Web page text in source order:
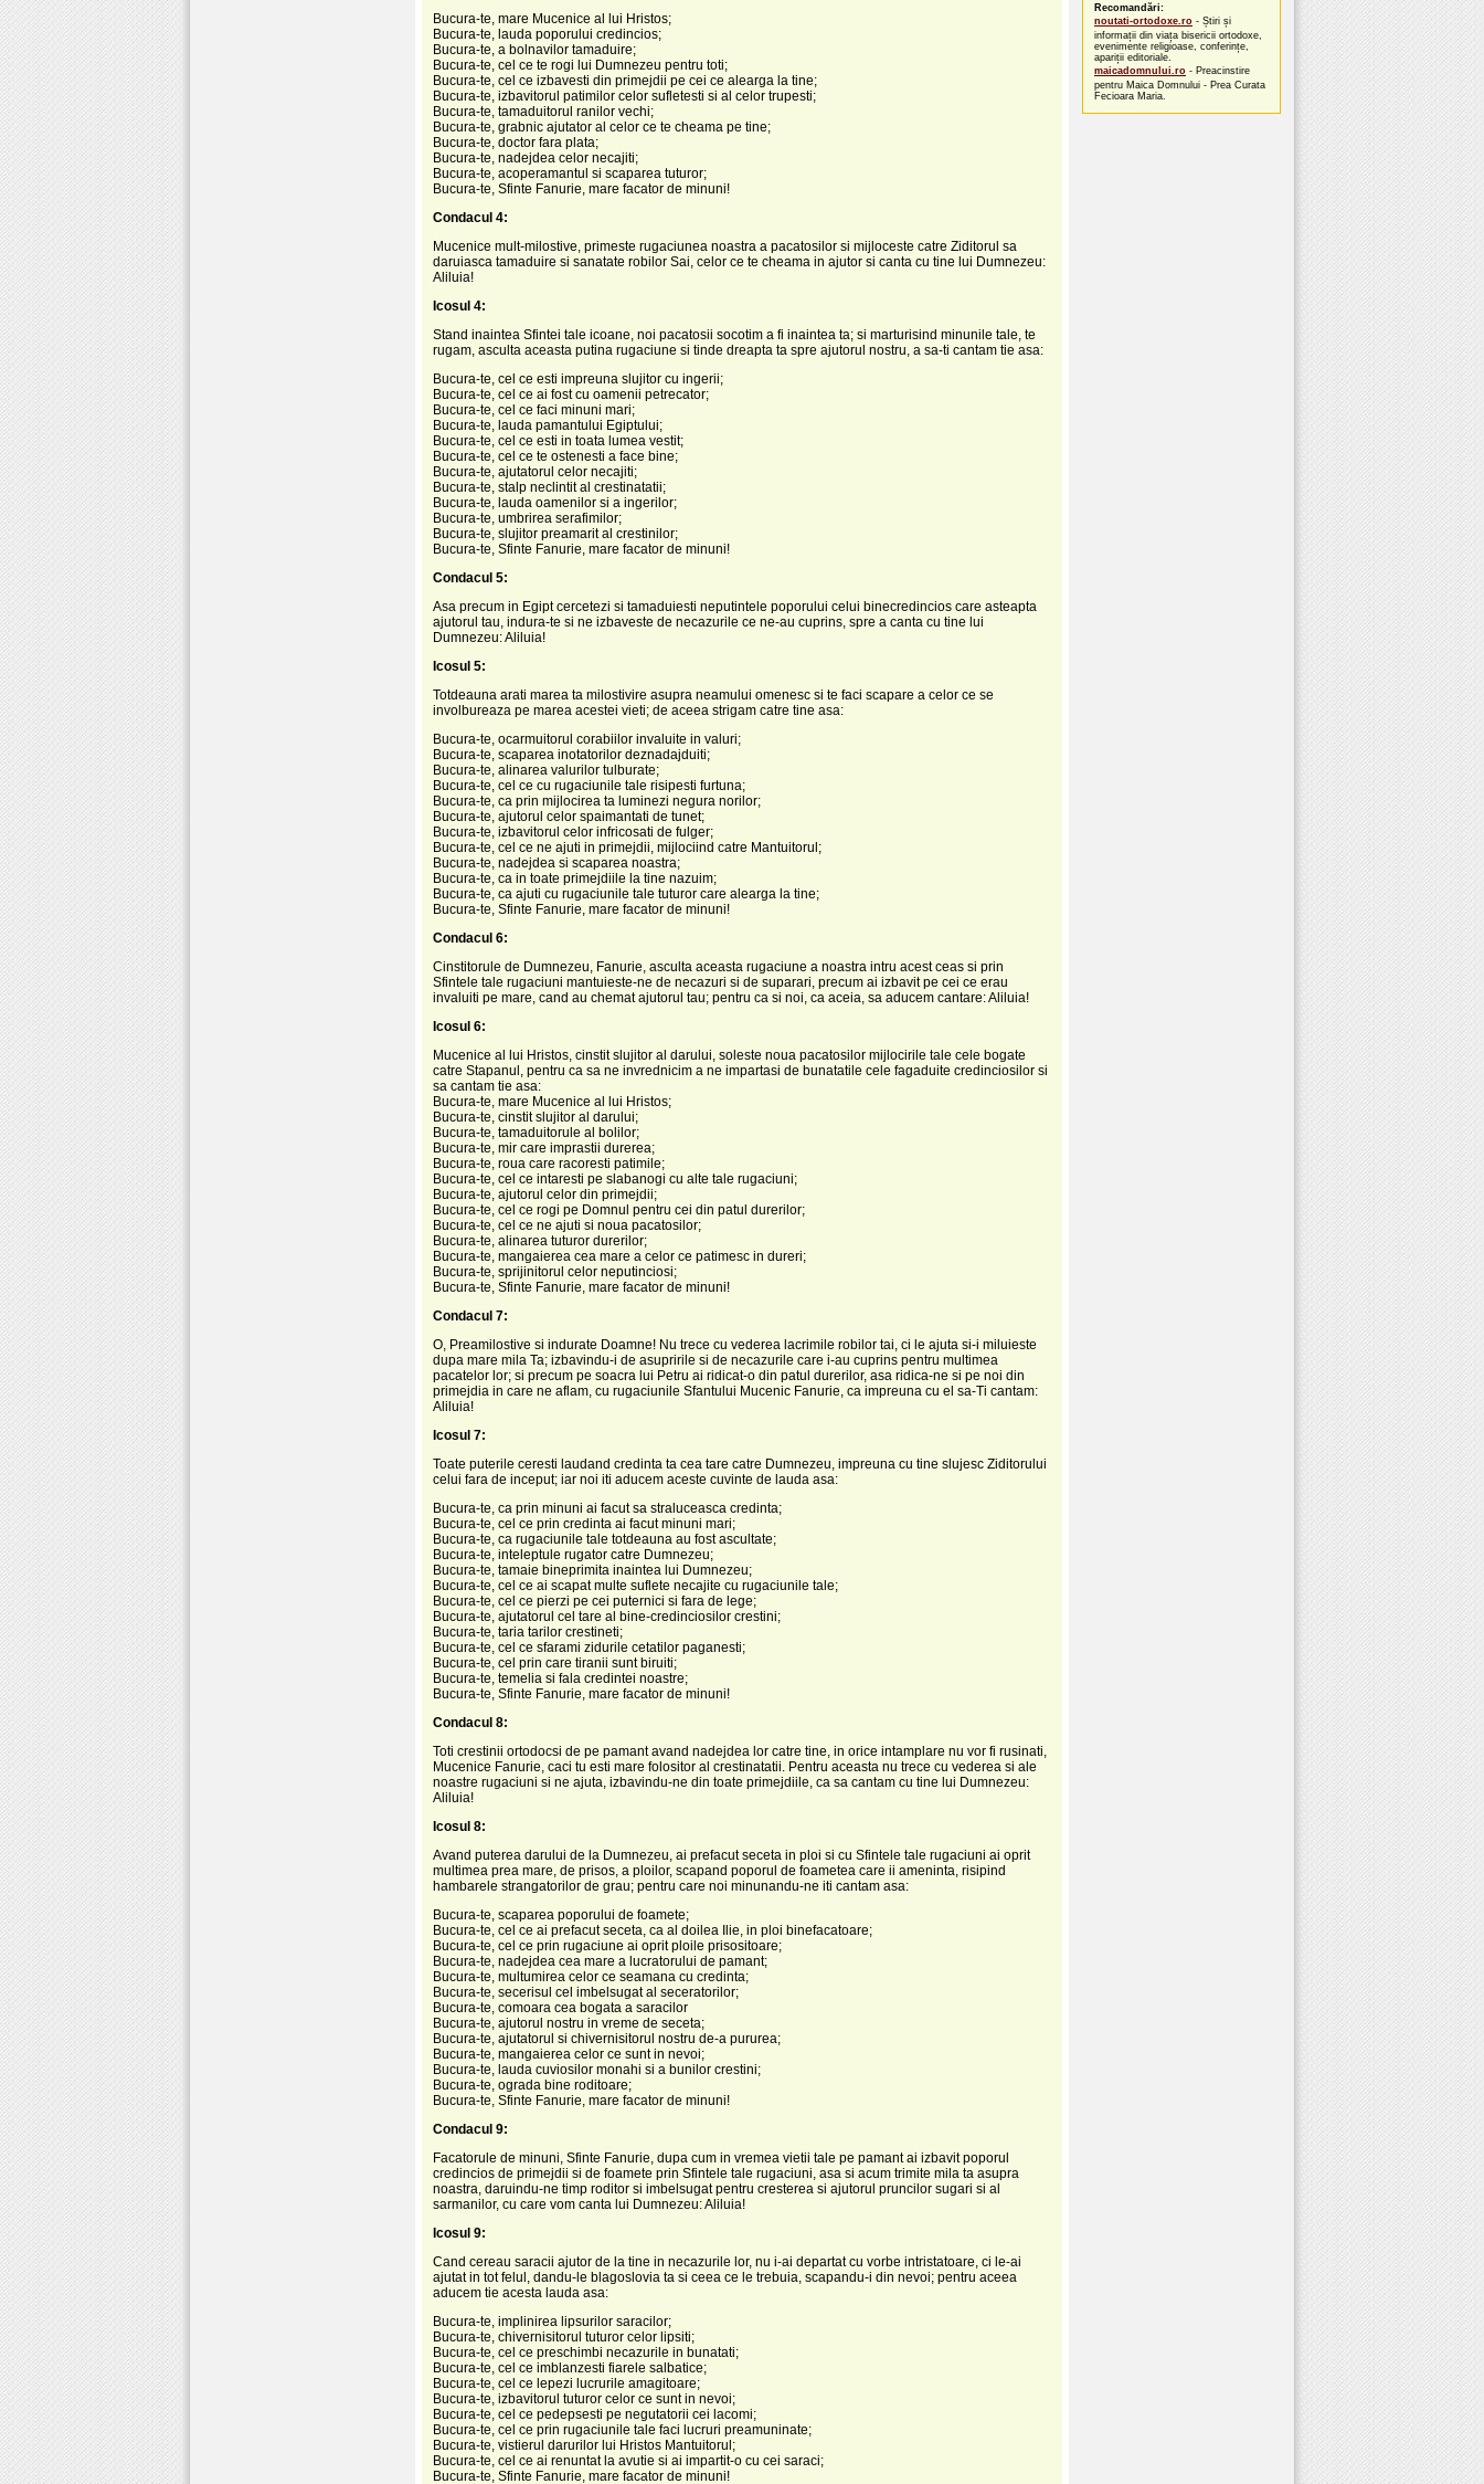
Bucura-te, mare Mucenice al lui Hristos;
Bucura-te, lauda poporului credincios;
Bucura-te, a bolnavilor tamaduire;
Bucura-te, cel ce te rogi lui Dumnezeu pentru toti;
Bucura-te, cel ce izbavesti din primejdii pe cei ce alearga la tine;
Bucura-te, izbavitorul patimilor celor sufletesti si al celor trupesti;
Bucura-te, tamaduitorul ranilor vechi;
Bucura-te, grabnic ajutator al celor ce te cheama pe tine;
Bucura-te, doctor fara plata;
Bucura-te, nadejdea celor necajiti;
Bucura-te, acoperamantul si scaparea tuturor;
Bucura-te, Sfinte Fanurie, mare facator de minuni!
Condacul 4:
Mucenice mult-milostive, primeste rugaciunea noastra a pacatosilor si mijloceste catre Ziditorul sa
daruiasca tamaduire si sanatate robilor Sai, celor ce te cheama in ajutor si canta cu tine lui Dumnezeu:
Aliluia!
Icosul 4:
Stand inaintea Sfintei tale icoane, noi pacatosii socotim a fi inaintea ta; si marturisind minunile tale, te
rugam, asculta aceasta putina rugaciune si tinde dreapta ta spre ajutorul nostru, a sa-ti cantam tie asa:
Bucura-te, cel ce esti impreuna slujitor cu ingerii;
Bucura-te, cel ce ai fost cu oamenii petrecator;
Bucura-te, cel ce faci minuni mari;
Bucura-te, lauda pamantului Egiptului;
Bucura-te, cel ce esti in toata lumea vestit;
Bucura-te, cel ce te ostenesti a face bine;
Bucura-te, ajutatorul celor necajiti;
Bucura-te, stalp neclintit al crestinatatii;
Bucura-te, lauda oamenilor si a ingerilor;
Bucura-te, umbrirea serafimilor;
Bucura-te, slujitor preamarit al crestinilor;
Bucura-te, Sfinte Fanurie, mare facator de minuni!
Condacul 5:
Asa precum in Egipt cercetezi si tamaduiesti neputintele poporului celui binecredincios care asteapta
ajutorul tau, indura-te si ne izbaveste de necazurile ce ne-au cuprins, spre a canta cu tine lui
Dumnezeu: Aliluia!
Icosul 5:
Totdeauna arati marea ta milostivire asupra neamului omenesc si te faci scapare a celor ce se
involbureaza pe marea acestei vieti; de aceea strigam catre tine asa:
Bucura-te, ocarmuitorul corabiilor invaluite in valuri;
Bucura-te, scaparea inotatorilor deznadajduiti;
Bucura-te, alinarea valurilor tulburate;
Bucura-te, cel ce cu rugaciunile tale risipesti furtuna;
Bucura-te, ca prin mijlocirea ta luminezi negura norilor;
Bucura-te, ajutorul celor spaimantati de tunet;
Bucura-te, izbavitorul celor infricosati de fulger;
Bucura-te, cel ce ne ajuti in primejdii, mijlociind catre Mantuitorul;
Bucura-te, nadejdea si scaparea noastra;
Bucura-te, ca in toate primejdiile la tine nazuim;
Bucura-te, ca ajuti cu rugaciunile tale tuturor care alearga la tine;
Bucura-te, Sfinte Fanurie, mare facator de minuni!
Condacul 6:
Cinstitorule de Dumnezeu, Fanurie, asculta aceasta rugaciune a noastra intru acest ceas si prin
Sfintele tale rugaciuni mantuieste-ne de necazuri si de suparari, precum ai izbavit pe cei ce erau
invaluiti pe mare, cand au chemat ajutorul tau; pentru ca si noi, ca aceia, sa aducem cantare: Aliluia!
Icosul 6:
Mucenice al lui Hristos, cinstit slujitor al darului, soleste noua pacatosilor mijlocirile tale cele bogate
catre Stapanul, pentru ca sa ne invrednicim a ne impartasi de bunatatile cele fagaduite credinciosilor si
sa cantam tie asa:
Bucura-te, mare Mucenice al lui Hristos;
Bucura-te, cinstit slujitor al darului;
Bucura-te, tamaduitorule al bolilor;
Bucura-te, mir care imprastii durerea;
Bucura-te, roua care racoresti patimile;
Bucura-te, cel ce intaresti pe slabanogi cu alte tale rugaciuni;
Bucura-te, ajutorul celor din primejdii;
Bucura-te, cel ce rogi pe Domnul pentru cei din patul durerilor;
Bucura-te, cel ce ne ajuti si noua pacatosilor;
Bucura-te, alinarea tuturor durerilor;
Bucura-te, mangaierea cea mare a celor ce patimesc in dureri;
Bucura-te, sprijinitorul celor neputinciosi;
Bucura-te, Sfinte Fanurie, mare facator de minuni!
Condacul 7:
O, Preamilostive si indurate Doamne! Nu trece cu vederea lacrimile robilor tai, ci le ajuta si-i miluieste
dupa mare mila Ta; izbavindu-i de asupririle si de necazurile care i-au cuprins pentru multimea
pacatelor lor; si precum pe soacra lui Petru ai ridicat-o din patul durerilor, asa ridica-ne si pe noi din
primejdia in care ne aflam, cu rugaciunile Sfantului Mucenic Fanurie, ca impreuna cu el sa-Ti cantam:
Aliluia!
Icosul 7:
Toate puterile ceresti laudand credinta ta cea tare catre Dumnezeu, impreuna cu tine slujesc Ziditorului
celui fara de inceput; iar noi iti aducem aceste cuvinte de lauda asa:
Bucura-te, ca prin minuni ai facut sa straluceasca credinta;
Bucura-te, cel ce prin credinta ai facut minuni mari;
Bucura-te, ca rugaciunile tale totdeauna au fost ascultate;
Bucura-te, inteleptule rugator catre Dumnezeu;
Bucura-te, tamaie bineprimita inaintea lui Dumnezeu;
Bucura-te, cel ce ai scapat multe suflete necajite cu rugaciunile tale;
Bucura-te, cel ce pierzi pe cei puternici si fara de lege;
Bucura-te, ajutatorul cel tare al bine-credinciosilor crestini;
Bucura-te, taria tarilor crestineti;
Bucura-te, cel ce sfarami zidurile cetatilor paganesti;
Bucura-te, cel prin care tiranii sunt biruiti;
Bucura-te, temelia si fala credintei noastre;
Bucura-te, Sfinte Fanurie, mare facator de minuni!
Condacul 8:
Toti crestinii ortodocsi de pe pamant avand nadejdea lor catre tine, in orice intamplare nu vor fi rusinati,
Mucenice Fanurie, caci tu esti mare folositor al crestinatatii. Pentru aceasta nu trece cu vederea si ale
noastre rugaciuni si ne ajuta, izbavindu-ne din toate primejdiile, ca sa cantam cu tine lui Dumnezeu:
Aliluia!
Icosul 8:
Avand puterea darului de la Dumnezeu, ai prefacut seceta in ploi si cu Sfintele tale rugaciuni ai oprit
multimea prea mare, de prisos, a ploilor, scapand poporul de foametea care ii ameninta, risipind
hambarele strangatorilor de grau; pentru care noi minunandu-ne iti cantam asa:
Bucura-te, scaparea poporului de foamete;
Bucura-te, cel ce ai prefacut seceta, ca al doilea Ilie, in ploi binefacatoare;
Bucura-te, cel ce prin rugaciune ai oprit ploile prisositoare;
Bucura-te, nadejdea cea mare a lucratorului de pamant;
Bucura-te, multumirea celor ce seamana cu credinta;
Bucura-te, secerisul cel imbelsugat al seceratorilor;
Bucura-te, comoara cea bogata a saracilor
Bucura-te, ajutorul nostru in vreme de seceta;
Bucura-te, ajutatorul si chivernisitorul nostru de-a pururea;
Bucura-te, mangaierea celor ce sunt in nevoi;
Bucura-te, lauda cuviosilor monahi si a bunilor crestini;
Bucura-te, ograda bine roditoare;
Bucura-te, Sfinte Fanurie, mare facator de minuni!
Condacul 9:
Facatorule de minuni, Sfinte Fanurie, dupa cum in vremea vietii tale pe pamant ai izbavit poporul
credincios de primejdii si de foamete prin Sfintele tale rugaciuni, asa si acum trimite mila ta asupra
noastra, daruindu-ne timp roditor si imbelsugat pentru cresterea si ajutorul pruncilor sugari si al
sarmanilor, cu care vom canta lui Dumnezeu: Aliluia!
Icosul 9:
Cand cereau saracii ajutor de la tine in necazurile lor, nu i-ai departat cu vorbe intristatoare, ci le-ai
ajutat in tot felul, dandu-le blagoslovia ta si ceea ce le trebuia, scapandu-i din nevoi; pentru aceea
aducem tie acesta lauda asa:
Bucura-te, implinirea lipsurilor saracilor;
Bucura-te, chivernisitorul tuturor celor lipsiti;
Bucura-te, cel ce preschimbi necazurile in bunatati;
Bucura-te, cel ce imblanzesti fiarele salbatice;
Bucura-te, cel ce lepezi lucrurile amagitoare;
Bucura-te, izbavitorul tuturor celor ce sunt in nevoi;
Bucura-te, cel ce pedepsesti pe negutatorii cei lacomi;
Bucura-te, cel ce prin rugaciunile tale faci lucruri preamuninate;
Bucura-te, vistierul darurilor lui Hristos Mantuitorul;
Bucura-te, cel ce ai renuntat la avutie si ai impartit-o cu cei saraci;
Bucura-te, Sfinte Fanurie, mare facator de minuni!
Recomandări:
noutati-ortodoxe.ro - Știri și
informații din viața bisericii ortodoxe,
evenimente religioase, conferințe,
apariții editoriale.
maicadomnului.ro - Preacinstire
pentru Maica Domnului - Prea Curata
Fecioara Maria.